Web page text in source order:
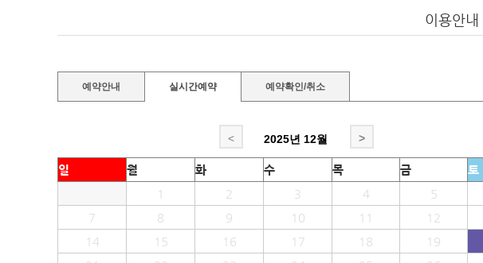
이용안내
예약안내 실시간예약 예약확인/취소
< 2025년 12월 >
일 월 화 수 목 금
토
1
2 3 4 5
7
8 9 10 11 12
14
15 16 17 18 19